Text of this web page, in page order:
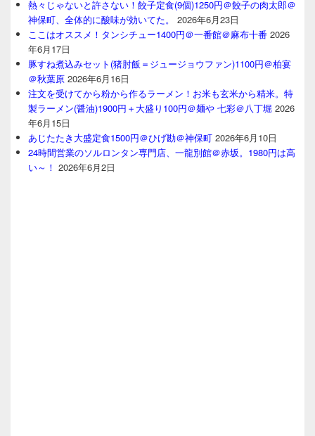
熱々じゃないと許さない！餃子定食(9個)1250円＠餃子の肉太郎＠
神保町、全体的に酸味が効いてた。
2026年6月23日
ここはオススメ！タンシチュー1400円＠一番館＠麻布十番 2026
年6月17日
豚すね煮込みセット(猪肘飯＝ジュージョウファン)1100円＠柏宴
＠秋葉原 2026年6月16日
注文を受けてから粉から作るラーメン！お米も玄米から精米。特
製ラーメン(醤油)1900円＋大盛り100円＠麺や 七彩＠八丁堀 2026
年6月15日
あじたたき大盛定食1500円＠ひげ勘＠神保町 2026年6月10日
24時間営業のソルロンタン専門店、一龍別館＠赤坂。1980円は高
い～！ 2026年6月2日